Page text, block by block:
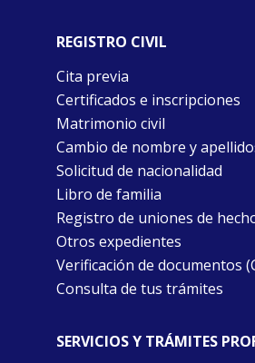
REGISTRO CIVIL
Cita previa
Certificados e inscripciones
Matrimonio civil
Cambio de nombre y
Solicitud de nacionalidad
Libro de familia
Registro de uniones de
Otros expedientes
Verificación de documentos
Consulta de tus trámites
SERVICIOS Y TRÁMITES